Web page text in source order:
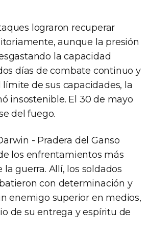
lograron recuperar
aunque la presión
la capacidad
días de combate continuo y
límite de sus capacidades, la
insostenible. El 30 de mayo
del fuego.
- Pradera del Ganso
los enfrentamientos más
guerra. Allí, los soldados
con determinación y
enemigo superior en medios,
de su entrega y espíritu de